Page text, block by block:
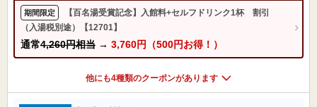
期間限定
【百名湯受賞記念】入館料+セルフドリンク1杯 割引
（入湯税別途）【12701】
通常4,260円相当 → 3,760円（500円お得！）
他にも4種類のクーポンがあります